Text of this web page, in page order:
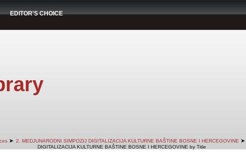
EDITOR'S CHOICE
➤ 2. MEDJUNARODNI SIMPOZIJ DIGITALIZACIJA KULTURNE BAŠTINE BOSNE I HERCEGOVINE ➤
DIGITALIZACIJA KULTURNE BAŠTINE BOSNE I HERCEGOVINE by Title